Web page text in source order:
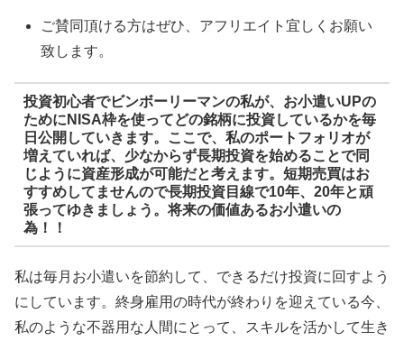
ご賛同頂ける方はぜひ、アフリエイト宜しくお願い
致します。
投資初心者でビンボーリーマンの私が、お小遣いUPの
ためにNISA枠を使ってどの銘柄に投資しているかを毎
日公開していきます。ここで、私のポートフォリオが
増えていれば、少なからず長期投資を始めることで同
じように資産形成が可能だと考えます。短期売買はお
すすめしてませんので長期投資目線で10年、20年と頑
張ってゆきましょう。将来の価値あるお小遣いの
為！！
私は毎月お小遣いを節約して、できるだけ投資に回すよう
にしています。終身雇用の時代が終わりを迎えている今、
私のような不器用な人間にとって、スキルを活かして生き